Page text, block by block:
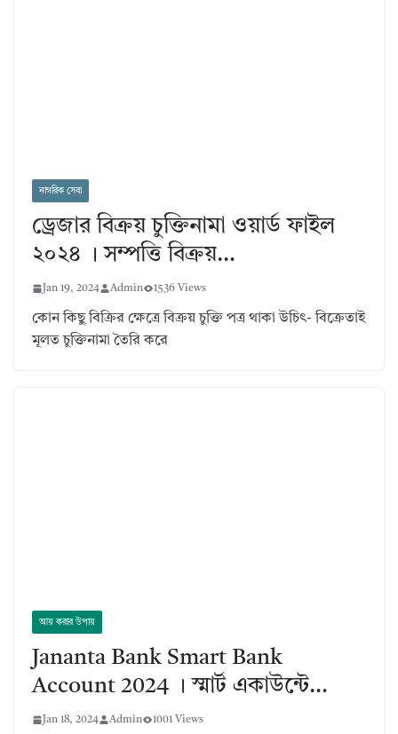
নাগরিক সেবা
ড্রেজার বিক্রয় চুক্তিনামা ওয়ার্ড ফাইল
২০২৪ । সম্পত্তি বিক্রয়…
Jan 19, 2024 Admin 1536 Views
কোন কিছু বিক্রির ক্ষেত্রে বিক্রয় চুক্তি পত্র থাকা উচিৎ- বিক্রেতাই
মূলত চুক্তিনামা তৈরি করে
আয় করার উপায়
Jananta Bank Smart Bank
Account 2024 । স্মার্ট একাউন্টে…
Jan 18, 2024 Admin 1001 Views